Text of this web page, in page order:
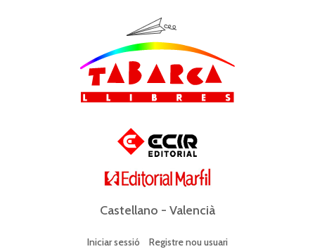
Castellano - Valencià
Iniciar sessió Registre nou usuari